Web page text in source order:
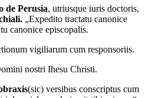
de Perusia, utriusque iuris doctoris,
„Expedito tractatu canonice
canonice episcopalis.
vigiliarum cum responsoriis.
nostri Ihesu Christi.
(sic) versibus conscriptus cum